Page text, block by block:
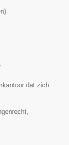
)
dat zich